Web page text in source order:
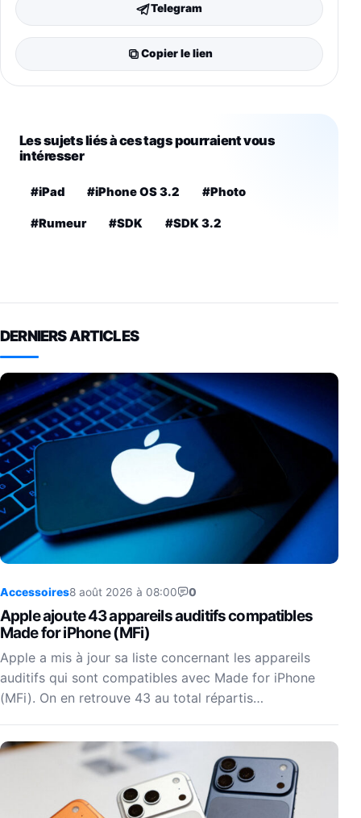
Telegram
Copier le lien
Les sujets liés à ces tags pourraient vous
intéresser
#iPad #iPhone OS 3.2 #Photo
#Rumeur #SDK #SDK 3.2
DERNIERS ARTICLES
Accessoires8 août 2026 à 08:00 0
Apple ajoute 43 appareils auditifs compatibles
Made for iPhone (MFi)
Apple a mis à jour sa liste concernant les appareils
auditifs qui sont compatibles avec Made for iPhone
(MFi). On en retrouve 43 au total répartis…